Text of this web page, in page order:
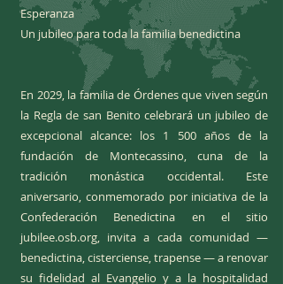
Esperanza
Un jubileo para toda la familia benedictina
En 2029, la familia de Órdenes que viven según
la Regla de san Benito celebrará un jubileo de
excepcional alcance: los 1 500 años de la
fundación de Montecassino, cuna de la
tradición monástica occidental. Este
aniversario, conmemorado por iniciativa de la
Confederación Benedictina en el sitio
jubilee.osb.org, invita a cada comunidad —
benedictina, cisterciense, trapense — a renovar
su fidelidad al Evangelio y a la hospitalidad